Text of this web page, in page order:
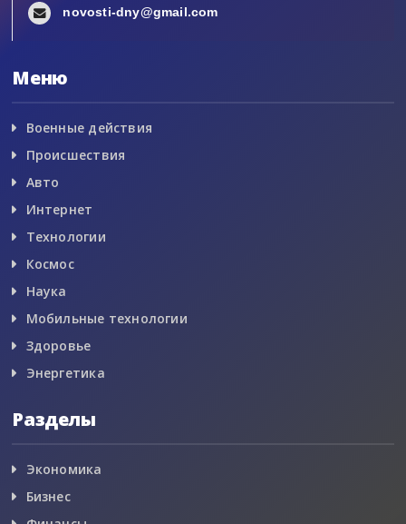
novosti-dny@gmail.com
Меню
Военные действия
Происшествия
Авто
Интернет
Технологии
Космос
Наука
Мобильные технологии
Здоровье
Энергетика
Разделы
Экономика
Бизнес